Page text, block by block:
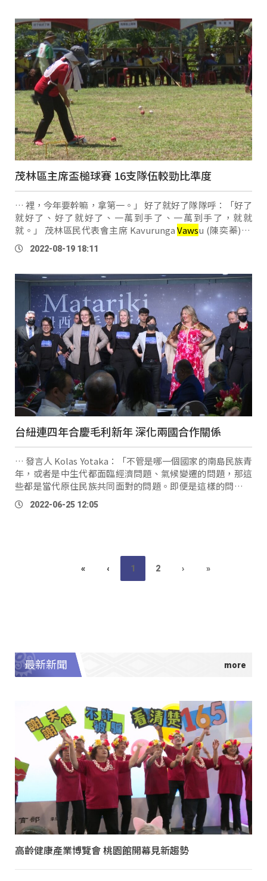
茂林區主席盃槌球賽 16支隊伍較勁比準度
… 裡，今年要幹嘛，拿第一。」 好了就好了隊隊呼：「好了
就好了、好了就好了、一萬到手了、一萬到手了，就就
就。」 茂林區民代表會主席 KavurungaVawsu (陳奕蓁) 說
明：「去年的原住民，就是原住民比賽，我們有去參加，就
是因為北部都很盛行，我們希望說藉著主席盃，能夠推廣這
2022-08-19 18:11
台紐連四年合慶毛利新年 深化兩國合作關係
… 發言人 Kolas Yotaka：「不管是哪一個國家的南島民族青
年，或者是中生代都面臨經濟問題、氣候變遷的問題，那這
些都是當代原住民族共同面對的問題。即便是這樣的問題，
VUSAM文化實驗小學老師 Tjaiwan Giling (阮瑋鴻)
2022-06-25 12:05
« ‹ 1 2 › »
最新新聞
高齡健康產業博覽會 桃園館開幕見新趨勢